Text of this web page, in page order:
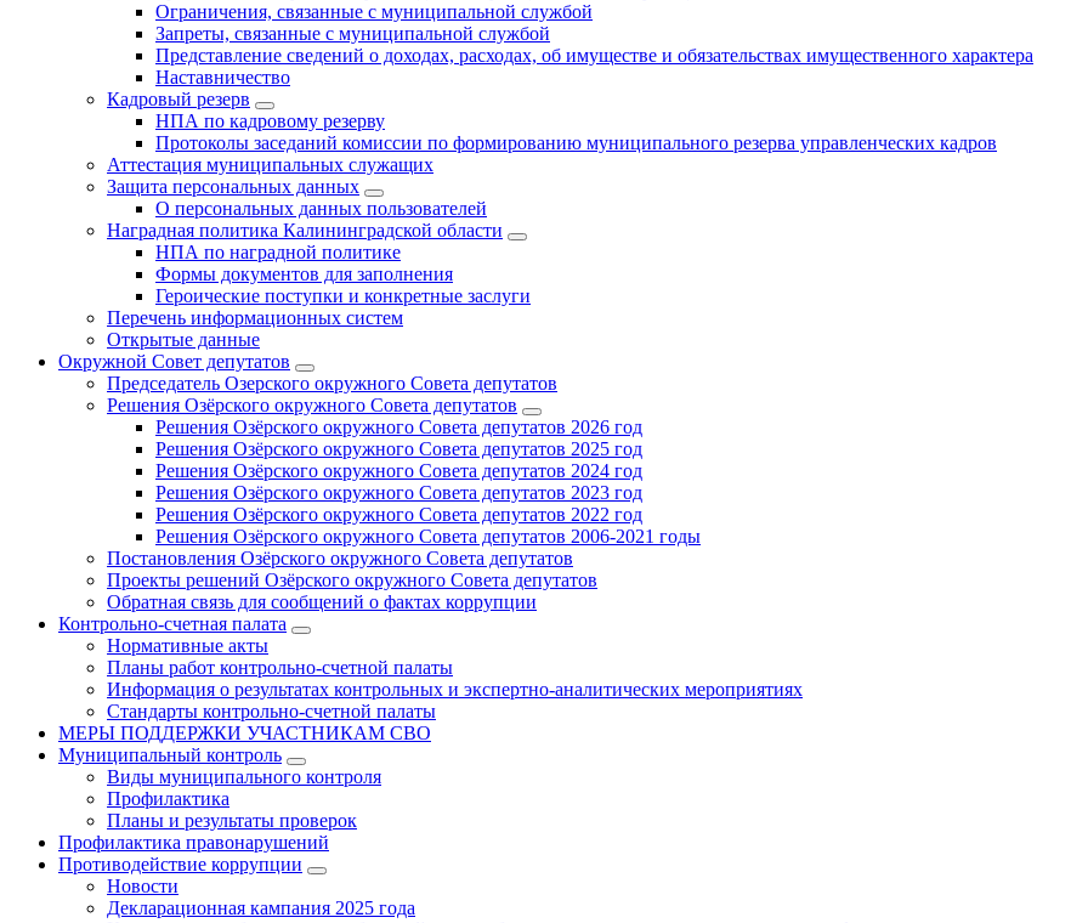
Ограничения, связанные с муниципальной службой
Запреты, связанные с муниципальной службой
Представление сведений о доходах, расходах, об имуществе и обязательствах имущественного характера
Наставничество
Кадровый резерв
НПА по кадровому резерву
Протоколы заседаний комиссии по формированию муниципального резерва управленческих кадров
Аттестация муниципальных служащих
Защита персональных данных
О персональных данных пользователей
Наградная политика Калининградской области
НПА по наградной политике
Формы документов для заполнения
Героические поступки и конкретные заслуги
Перечень информационных систем
Открытые данные
Окружной Совет депутатов
Председатель Озерского окружного Совета депутатов
Решения Озёрского окружного Совета депутатов
Решения Озёрского окружного Совета депутатов 2026 год
Решения Озёрского окружного Совета депутатов 2025 год
Решения Озёрского окружного Совета депутатов 2024 год
Решения Озёрского окружного Совета депутатов 2023 год
Решения Озёрского окружного Совета депутатов 2022 год
Решения Озёрского окружного Совета депутатов 2006-2021 годы
Постановления Озёрского окружного Совета депутатов
Проекты решений Озёрского окружного Совета депутатов
Обратная связь для сообщений о фактах коррупции
Контрольно-счетная палата
Нормативные акты
Планы работ контрольно-счетной палаты
Информация о результатах контрольных и экспертно-аналитических мероприятиях
Стандарты контрольно-счетной палаты
МЕРЫ ПОДДЕРЖКИ УЧАСТНИКАМ СВО
Муниципальный контроль
Виды муниципального контроля
Профилактика
Планы и результаты проверок
Профилактика правонарушений
Противодействие коррупции
Новости
Декларационная кампания 2025 года